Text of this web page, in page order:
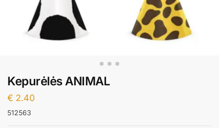
Kepurėlės ANIMAL
€ 2.40
512563